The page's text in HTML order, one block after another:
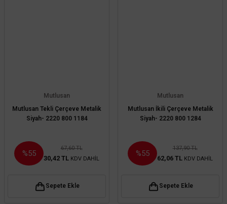
Mutlusan
Mutlusan Tekli Çerçeve Metalik
Siyah- 2220 800 1184
%55
67,60 TL
30,42 TL KDV DAHİL
Sepete Ekle
Mutlusan
Mutlusan İkili Çerçeve Metalik
Siyah- 2220 800 1284
%55
137,90 TL
62,06 TL KDV DAHİL
Sepete Ekle